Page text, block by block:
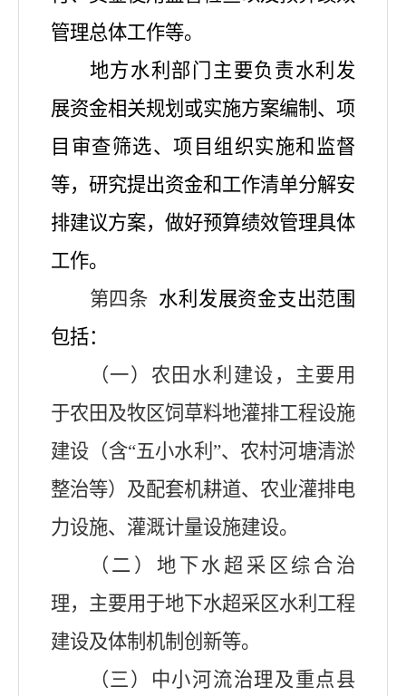
管理总体工作等。
地方水利部门主要负责水利发
展资金相关规划或实施方案编制、项
目审查筛选、项目组织实施和监督
等，研究提出资金和工作清单分解安
排建议方案，做好预算绩效管理具体
工作。
第四条 水利发展资金支出范围
包括：
（一）农田水利建设，主要用
于农田及牧区饲草料地灌排工程设施
建设（含“五小水利”、农村河塘清淤
整治等）及配套机耕道、农业灌排电
力设施、灌溉计量设施建设。
（二）地下水超采区综合治
理，主要用于地下水超采区水利工程
建设及体制机制创新等。
（三）中小河流治理及重点县